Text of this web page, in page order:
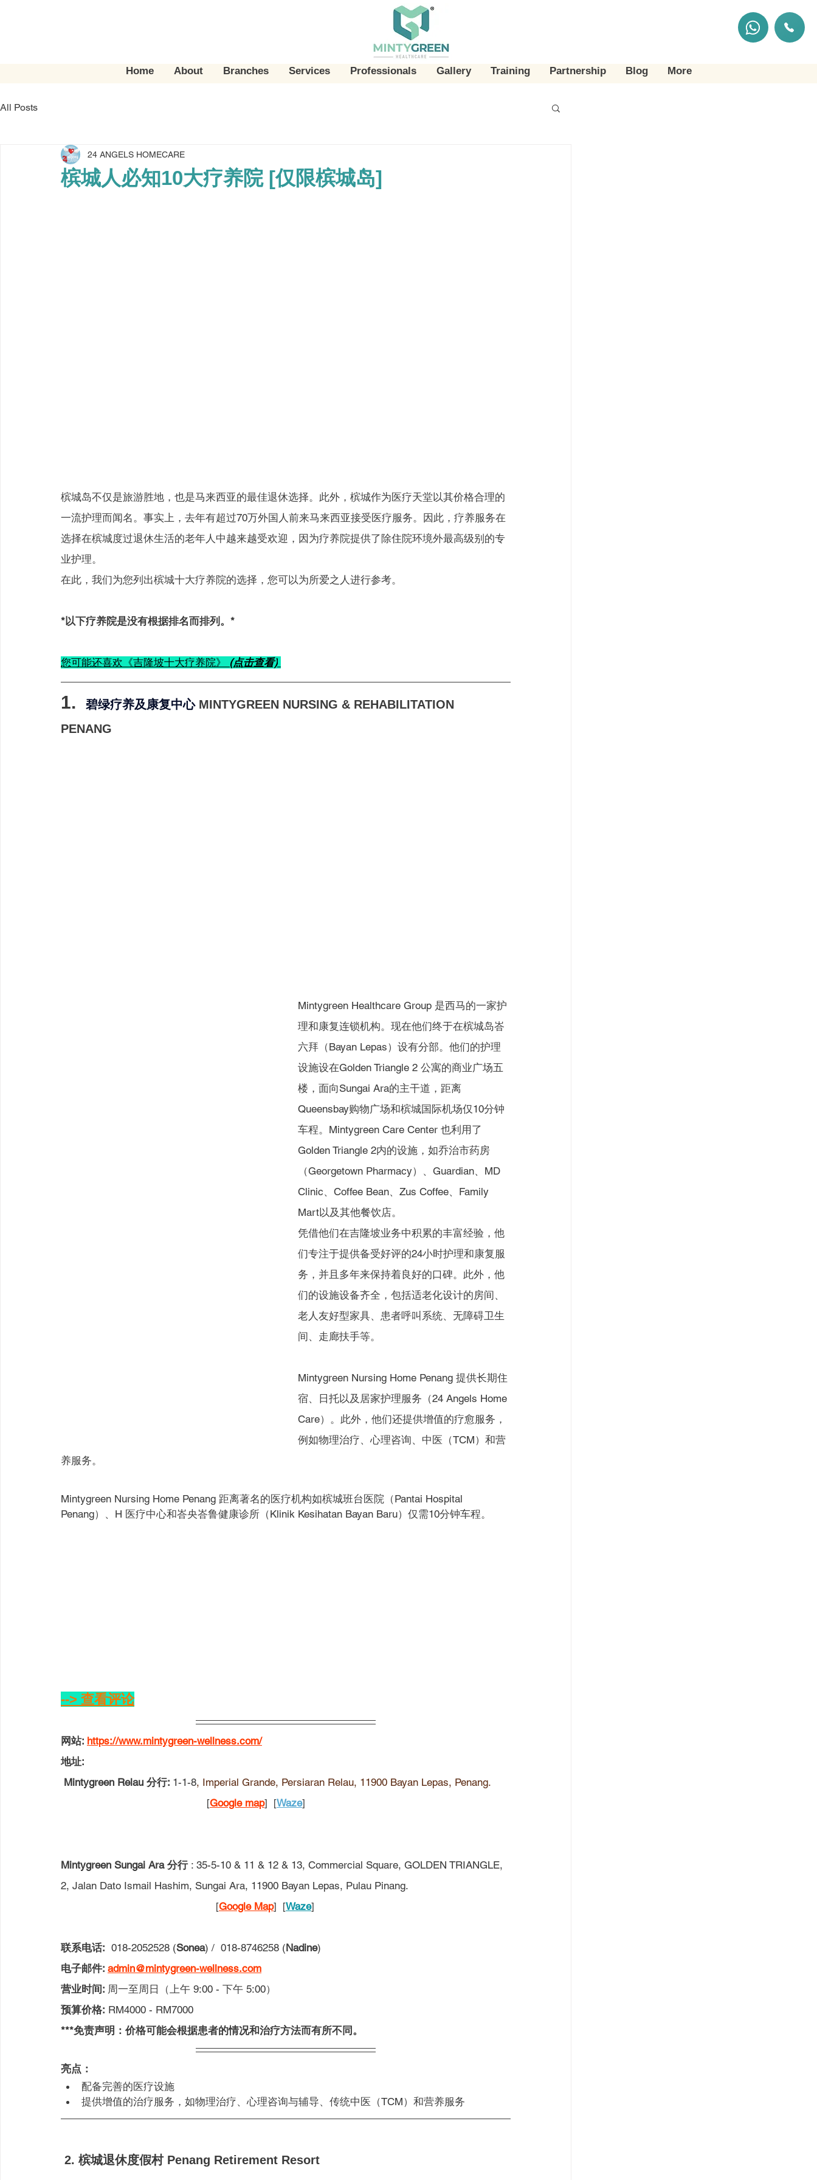
Home About Branches Services Professionals Gallery Training Partnership Blog More
All Posts
槟城人必知10大疗养院 [仅限槟城岛]
24 ANGELS HOMECARE
槟城岛不仅是旅游胜地，也是马来西亚的最佳退休选择。此外，槟城作为医疗天堂以其价格合理的
一流护理而闻名。事实上，去年有超过70万外国人前来马来西亚接受医疗服务。因此，疗养服务在
选择在槟城度过退休生活的老年人中越来越受欢迎，因为疗养院提供了除住院环境外最高级别的专
业护理。
在此，我们为您列出槟城十大疗养院的选择，您可以为所爱之人进行参考。
*以下疗养院是没有根据排名而排列。 *
您可能还喜欢《吉隆坡十大疗养院》 (点击查看)
1. 碧绿疗养及康复中心 MINTYGREEN NURSING & REHABILITATION
PENANG
Mintygreen Healthcare Group 是西马的一家护
理和康复连锁机构。现在他们终于在槟城岛峇
六拜（Bayan Lepas）设有分部。他们的护理
设施设在Golden Triangle 2 公寓的商业广场五
楼，面向Sungai Ara的主干道，距离
Queensbay购物广场和槟城国际机场仅10分钟
车程。Mintygreen Care Center 也利用了
Golden Triangle 2内的设施，如乔治市药房
（Georgetown Pharmacy）、Guardian、MD
Clinic、Coffee Bean、Zus Coffee、Family
Mart以及其他餐饮店。
凭借他们在吉隆坡业务中积累的丰富经验，他
们专注于提供备受好评的24小时护理和康复服
务，并且多年来保持着良好的口碑。此外，他
们的设施设备齐全，包括适老化设计的房间、
老人友好型家具、患者呼叫系统、无障碍卫生
间、走廊扶手等。
Mintygreen Nursing Home Penang 提供长期住
宿、日托以及居家护理服务（24 Angels Home
Care）。此外，他们还提供增值的疗愈服务，
例如物理治疗、心理咨询、中医（TCM）和营
养服务。
Mintygreen Nursing Home Penang 距离著名的医疗机构如槟城班台医院（Pantai Hospital
Penang）、H 医疗中心和峇央峇鲁健康诊所（Klinik Kesihatan Bayan Baru）仅需10分钟车程。
--> 查看评论
网站: https://www.mintygreen-wellness.com/
地址:
Mintygreen Relau 分行: 1-1-8, Imperial Grande, Persiaran Relau, 11900 Bayan Lepas, Penang.
[Google map]  [Waze]
Mintygreen Sungai Ara 分行 : 35-5-10 & 11 & 12 & 13, Commercial Square, GOLDEN TRIANGLE,
2, Jalan Dato Ismail Hashim, Sungai Ara, 11900 Bayan Lepas, Pulau Pinang.
[Google Map]  [Waze]
联系电话: 018-2052528 (Sonea) /  018-8746258 (Nadine)
电子邮件: admin@mintygreen-wellness.com
营业时间: 周一至周日（上午 9:00 - 下午 5:00）
预算价格: RM4000 - RM7000
***免责声明：价格可能会根据患者的情况和治疗方法而有所不同。
亮点：
配备完善的医疗设施
提供增值的治疗服务，如物理治疗、心理咨询与辅导、传统中医（TCM）和营养服务
2. 槟城退休度假村 Penang Retirement Resort